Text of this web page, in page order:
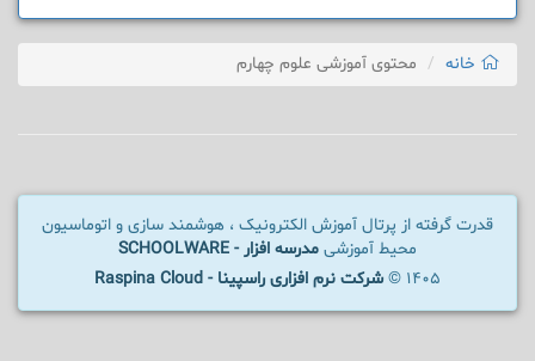
خانه محتوی آموزشی علوم چهارم
قدرت گرفته از پرتال آموزش الکترونیک ، هوشمند سازی و اتوماسیون
محیط آموزشی مدرسه افزار - SCHOOLWARE
1405 ©
شرکت نرم افزاری راسپینا - Raspina Cloud